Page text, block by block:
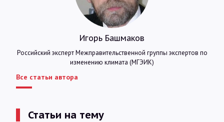
Игорь Башмаков
Российский эксперт Межправительственной группы экспертов по
изменению климата (МГЭИК)
Все статьи автора
Статьи на тему